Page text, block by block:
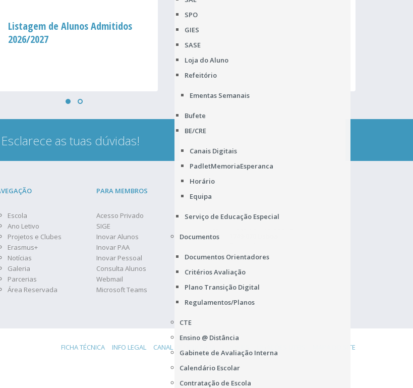
SPO
GIES
SASE
Loja do Aluno
Refeitório
Ementas Semanais
Bufete
BE/CRE
Canais Digitais
PadletMemoriaEsperanca
Horário
Equipa
Serviço de Educação Especial
Documentos
Documentos Orientadores
Critérios Avaliação
Plano Transição Digital
Regulamentos/Planos
CTE
Ensino @ Distância
Gabinete de Avaliação Interna
Calendário Escolar
Contratação de Escola
Listagem de Alunos Admitidos
2026/2027
as tuas dúvidas!
Escola
Ano Letivo
Projetos e Clubes
Erasmus+
Notícias
Galeria
Parcerias
Área Reservada
PARA MEMBROS
Acesso Privado
SIGE
Inovar Alunos
Inovar PAA
Inovar Pessoal
Consulta Alunos
Webmail
Microsoft Teams
João Carlos Mourato (DSRLVT)
TEL.: 218 433 900
rgpd.dsrlvt@dgeste.mec.pt
FICHA TÉCNICA INFO LEGAL CANAL DE DENÚNCIA MAPA DO SITE